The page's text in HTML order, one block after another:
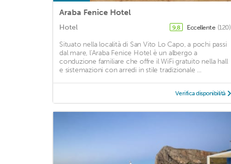
Araba Fenice Hotel
Hotel 9,8 Eccellente (120)
Situato nella località di San Vito Lo Capo, a pochi passi
dal mare, l'Araba Fenice Hotel è un albergo a
conduzione familiare che offre il WiFi gratuito nella hall
e sistemazioni con arredi in stile tradizionale ...
Verifica disponibilità